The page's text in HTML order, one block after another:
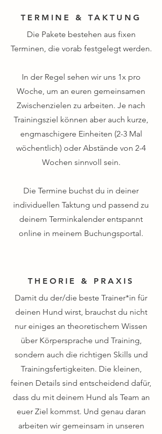
TERMINE & TAKTUNG
Die Pakete bestehen aus fixen
Terminen, die vorab festgelegt werden.
In der Regel sehen wir uns 1x pro
Woche, um an euren gemeinsamen
Zwischenzielen zu arbeiten. Je nach
Trainingsziel können aber auch kurze,
engmaschigere Einheiten (2-3 Mal
wöchentlich) oder Abstände von 2-4
Wochen sinnvoll sein.
Die Termine buchst du in deiner
individuellen Taktung und passend zu
deinem Terminkalender entspannt
online in meinem Buchungsportal.
THEORIE & PRAXIS
Damit du der/die beste Trainer*in für
deinen Hund wirst, brauchst du nicht
nur einiges an theoretischem Wissen
über Körpersprache und Training,
sondern auch die richtigen Skills und
Trainingsfertigkeiten. Die kleinen,
feinen Details sind entscheidend dafür,
dass du mit deinem Hund als Team an
euer Ziel kommst. Und genau daran
arbeiten wir gemeinsam in unseren